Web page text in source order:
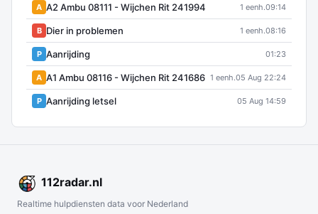
A A2 Ambu 08111 - Wijchen Rit 241994 1 eenh.09:14
B Dier in problemen 1 eenh.08:16
P Aanrijding 01:23
A A1 Ambu 08116 - Wijchen Rit 241686 1 eenh.05 Aug 22:24
P Aanrijding letsel 05 Aug 14:59
112radar.nl
Realtime hulpdiensten data voor Nederland